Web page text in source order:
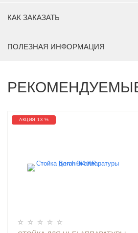
КАК ЗАКАЗАТЬ
ПОЛЕЗНАЯ ИНФОРМАЦИЯ
АКЦИЯ 13 %